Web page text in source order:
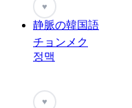
♥
静脈の韓国語
チョンメク
정맥
♥